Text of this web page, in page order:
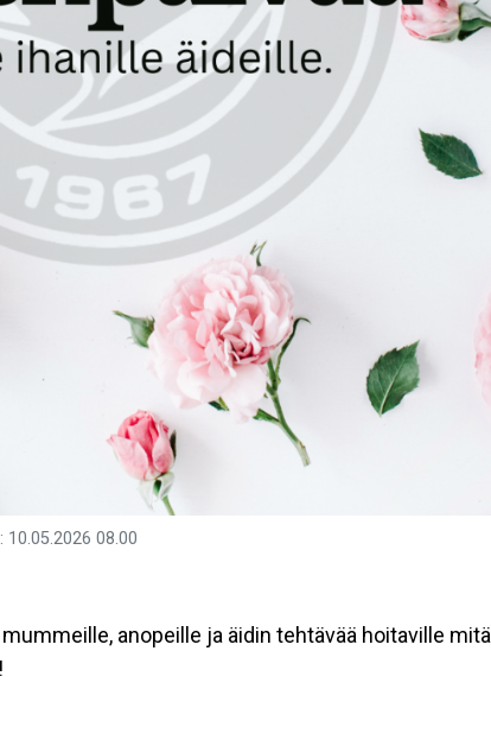
: 10.05.2026 08.00
anopeille ja äidin tehtävää hoitaville mitä